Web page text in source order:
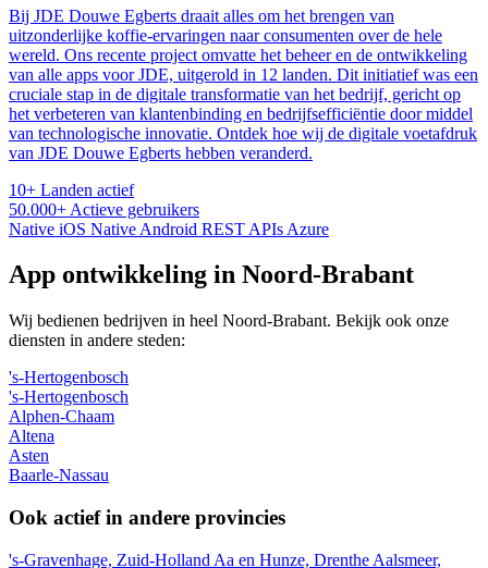
Bij JDE Douwe Egberts draait alles om het brengen van
uitzonderlijke koffie-ervaringen naar consumenten over de hele
wereld. Ons recente project omvatte het beheer en de ontwikkeling
van alle apps voor JDE, uitgerold in 12 landen. Dit initiatief was een
cruciale stap in de digitale transformatie van het bedrijf, gericht op
het verbeteren van klantenbinding en bedrijfsefficiëntie door middel
van technologische innovatie. Ontdek hoe wij de digitale voetafdruk
van JDE Douwe Egberts hebben veranderd.
10+ Landen actief
50.000+ Actieve gebruikers
Native iOS Native Android REST APIs Azure
App ontwikkeling in Noord-Brabant
Wij bedienen bedrijven in heel Noord-Brabant. Bekijk ook onze
diensten in andere steden:
's-Hertogenbosch
's-Hertogenbosch
Alphen-Chaam
Altena
Asten
Baarle-Nassau
Ook actief in andere provincies
's-Gravenhage, Zuid-Holland Aa en Hunze, Drenthe Aalsmeer,